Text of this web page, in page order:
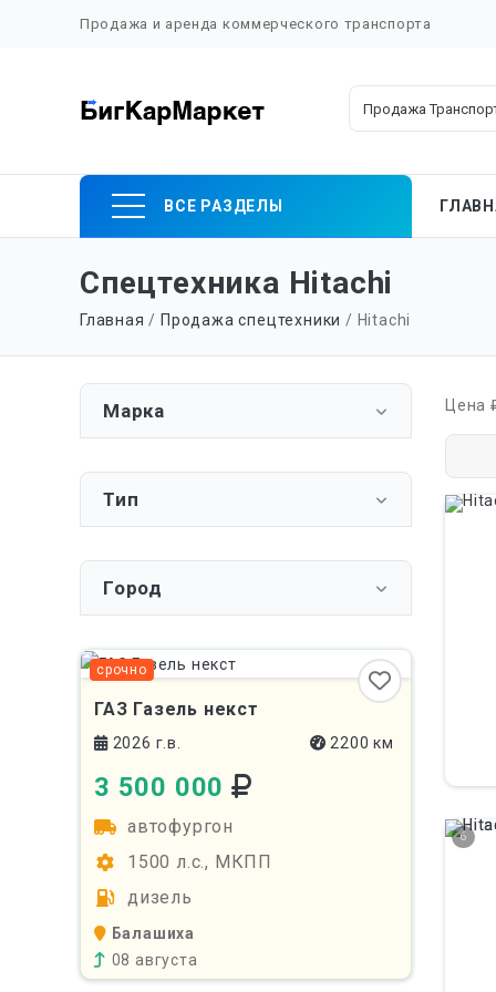
Продажа и аренда коммерческого транспорта
ВСЕ РАЗДЕЛЫ
content
Спецтехника Hitachi
Главная / Продажа спецтехники / Hitachi
Марка
Тип
Город
срочно
ГАЗ Газель некст
2026 г.в. 2200 км
3 500 000
автофургон
1500 л.с., МКПП
дизель
Балашиха
08 августа
Цена
6